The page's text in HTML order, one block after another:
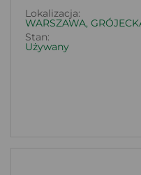
Lokalizacja:
WARSZAWA,
Stan:
Używany